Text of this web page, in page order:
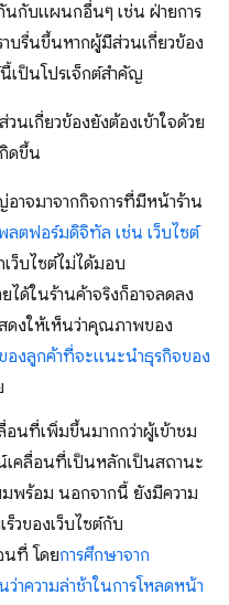
นกับแผนกอื่นๆ เช่น ฝ่ายการ
บรื่นขึ้นหากผู้มีส่วนเกี่ยวข้อง
เป็นโปรเจ็กต์สำคัญ
นเกี่ยวข้องยังต้องเข้าใจด้วย
ดขึ้น
าจมาจากกิจการที่มีหน้าร้าน
ตฟอร์มดิจิทัล เช่น เว็บไซต์
เว็บไซต์ไม่ได้มอบ
ด้ในร้านค้าจริงก็อาจลดลง
ดงให้เห็นว่าคุณภาพของ
องลูกค้าที่จะแนะนำธุรกิจของ
นที่เพิ่มขึ้นมากกว่าผู้เข้าชม
คลื่อนที่เป็นหลักเป็นสถานะ
พร้อม นอกจากนี้ ยังมีความ
วของเว็บไซต์กับ
ที่ โดยการศึกษาจาก
าความล่าช้าในการโหลดหน้า